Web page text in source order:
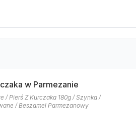
w Parmezanie
/ Pierś Z Kurczaka 180g / Szynka /
/ Beszamel Parmezanowy